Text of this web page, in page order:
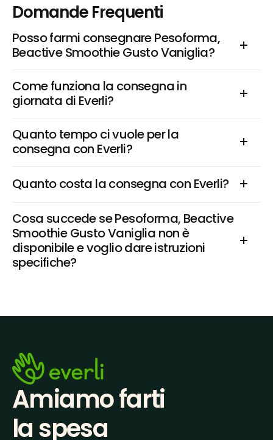
Domande Frequenti
Posso farmi consegnare Pesoforma,
Beactive Smoothie Gusto Vaniglia?
Come funziona la consegna in
giornata di Everli?
Quanto tempo ci vuole per la
consegna con Everli?
Quanto costa la consegna con Everli?
Cosa succede se Pesoforma, Beactive
Smoothie Gusto Vaniglia non è
disponibile e voglio dare istruzioni
specifiche?
Amiamo farti
la spesa